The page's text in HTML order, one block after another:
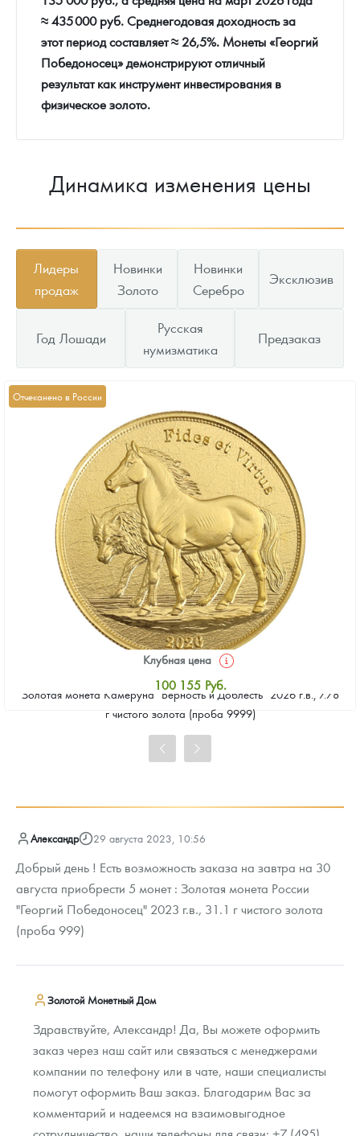
≈ 435 000 руб. Среднегодовая доходность за
этот период составляет ≈ 26,5%. Монеты «Георгий
Победоносец» демонстрируют отличный
результат как инструмент инвестирования в
физическое золото.
Динамика изменения цены
Лидеры
продаж
Новинки
Золото
Новинки
Серебро
Эксклюзив
Год Лошади
Русская
нумизматика
Предзаказ
Отчеканено в России
Золотая монета Камеруна "Верность и Доблесть" 2026 г.в., 7.78
г чистого золота (проба 9999)
Клубная цена
100 155 Руб.
Стандартная цена
Цена выкупа
Александр 29 августа 2023, 10:56
Добрый день ! Есть возможность заказа на завтра на 30
августа приобрести 5 монет : Золотая монета России
"Георгий Победоносец" 2023 г.в., 31.1 г чистого золота
(проба 999)
Золотой Монетный Дом
Здравствуйте, Александр! Да, Вы можете оформить
заказ через наш сайт или связаться с менеджерами
компании по телефону или в чате, наши специалисты
помогут оформить Ваш заказ. Благодарим Вас за
комментарий и надеемся на взаимовыгодное